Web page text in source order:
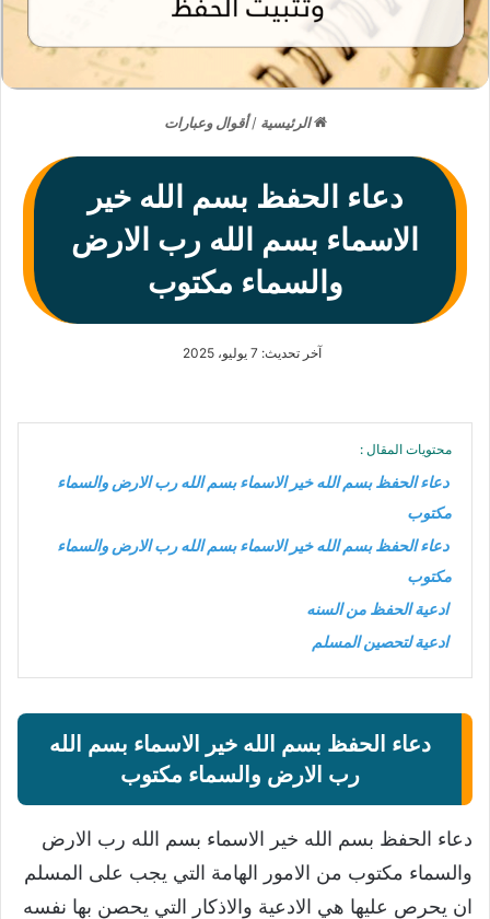
الرئيسية / أقوال وعبارات
دعاء الحفظ بسم الله خير
الاسماء بسم الله رب الارض
والسماء مكتوب
آخر تحديث: 7 يوليو، 2025
محتويات المقال :
دعاء الحفظ بسم الله خير الاسماء بسم الله رب الارض والسماء
مكتوب
دعاء الحفظ بسم الله خير الاسماء بسم الله رب الارض والسماء
مكتوب
ادعية الحفظ من السنه
ادعية لتحصين المسلم
دعاء الحفظ بسم الله خير الاسماء بسم الله
رب الارض والسماء مكتوب
دعاء الحفظ بسم الله خير الاسماء بسم الله رب الارض
والسماء مكتوب من الامور الهامة التي يجب على المسلم
ان يحرص عليها هي الادعية والاذكار التي يحصن بها نفسه